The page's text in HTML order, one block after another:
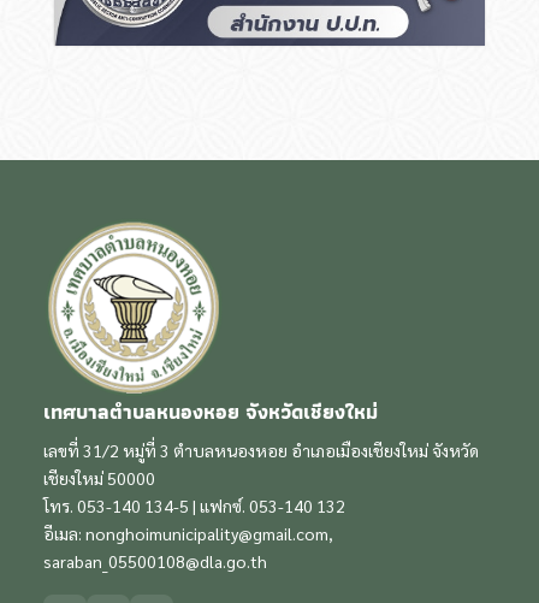
เทศบาลตำบลหนองหอย จังหวัดเชียงใหม่
เลขที่ 31/2 หมู่ที่ 3 ตำบลหนองหอย อำเภอเมืองเชียงใหม่ จังหวัด
เชียงใหม่ 50000
โทร. 053-140 134-5 | แฟกซ์. 053-140 132
อีเมล: nonghoimunicipality@gmail.com,
saraban_05500108@dla.go.th